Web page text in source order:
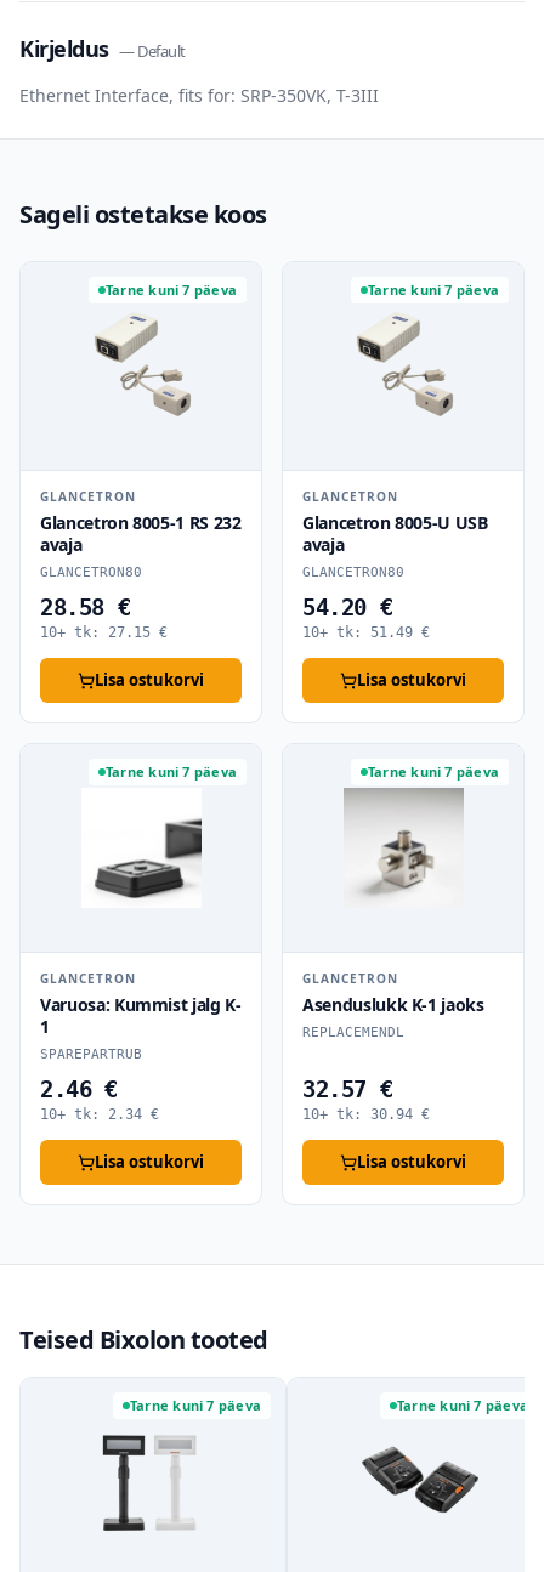
Kirjeldus —Default
Ethernet Interface, fits for: SRP-350VK, T-3III
Sageli ostetakse koos
Tarne kuni 7 päeva
GLANCETRON
Glancetron 8005-1 RS 232
avaja
GLANCETRON80
28.58 €
10+ tk: 27.15 €
Lisa ostukorvi
Tarne kuni 7 päeva
GLANCETRON
Glancetron 8005-U USB
avaja
GLANCETRON80
54.20 €
10+ tk: 51.49 €
Lisa ostukorvi
Tarne kuni 7 päeva
GLANCETRON
Varuosa: Kummist jalg K-
1
SPAREPARTRUB
2.46 €
10+ tk: 2.34 €
Lisa ostukorvi
Tarne kuni 7 päeva
GLANCETRON
Asenduslukk K-1 jaoks
REPLACEMENDL
32.57 €
10+ tk: 30.94 €
Lisa ostukorvi
Teised Bixolon tooted
Tarne kuni 7 päeva Tarne kuni 7 päeva